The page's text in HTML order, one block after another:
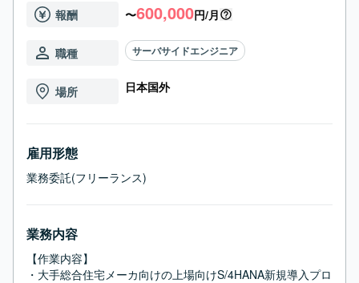
報酬 〜600,000円/月
職種 サーバサイドエンジニア
場所 日本国外
雇用形態
業務委託(フリーランス)
業務内容
【作業内容】
・大手総合住宅メーカ向けの上場向けS/4HANA新規導入プロ